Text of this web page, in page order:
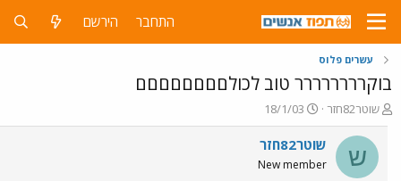
התחבר הירשם
עשרים פלוס
בוקרררררררר טוב לכולםםםםםםםם
פ
ו
ת
ח
ה
שוטר82חזר
פ
ו
ר
ם
18/1/03
ש שוטר82חזר
New member